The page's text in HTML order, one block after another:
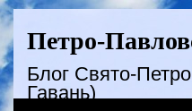
Петро-
Блог Свято-
Гавань)